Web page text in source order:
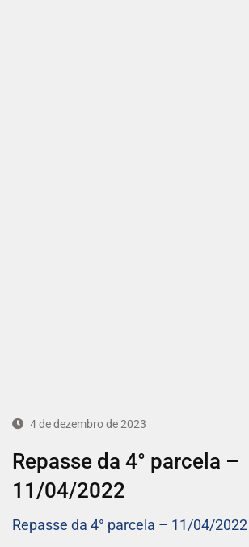
4 de dezembro de 2023
Repasse da 4° parcela –
11/04/2022
Repasse da 4° parcela – 11/04/2022